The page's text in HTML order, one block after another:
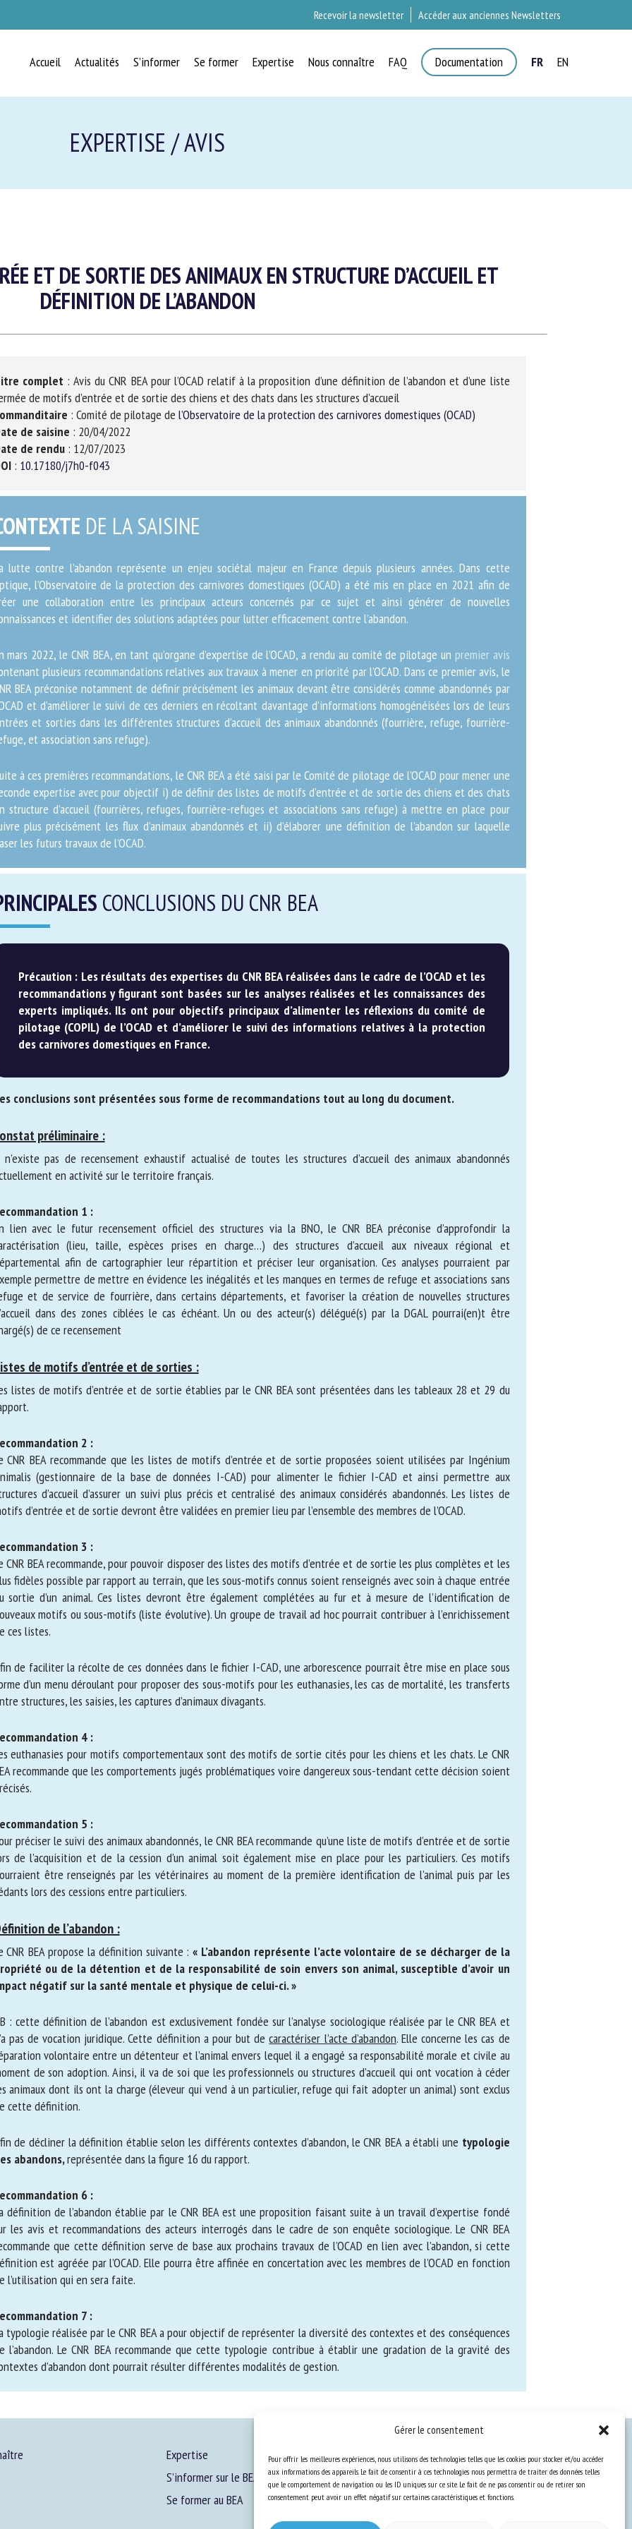
Gérer le consentement
Pour offrir les meilleures expériences, nous utilisons des technologies telles que les cookies pour stocker et/ou accéder
aux informations des appareils. Le fait de consentir à ces technologies nous permettra de traiter des données telles
que le comportement de navigation ou les ID uniques sur ce site. Le fait de ne pas consentir ou de retirer son
consentement peut avoir un effet négatif sur certaines caractéristiques et fonctions.
Recevoir la newsletter Accéder aux anciennes Newsletters
Accueil Actualités S’informer Se former Expertise Nous connaître FAQ Documentation FR EN
EXPERTISE / AVIS
ET DE SORTIE DES ANIMAUX EN STRUCTURE D’ACCUEIL ET
DÉFINITION DE L’ABANDON
complet: Avis du CNR BEA pour l’OCAD relatif à la proposition d’une définition de l’abandon et d’une liste
de motifs d’entrée et de sortie des chiens et des chats dans les structures d’accueil
: Comité de pilotage de l’Observatoire de la protection des carnivores domestiques (OCAD)
de saisine: 20/04/2022
de rendu: 12/07/2023
: 10.17180/j7h0-f043
DE LA SAISINE
lutte contre l’abandon représente un enjeu sociétal majeur en France depuis plusieurs années. Dans cette
l’Observatoire de la protection des carnivores domestiques (OCAD) a été mis en place en 2021 afin de
une collaboration entre les principaux acteurs concernés par ce sujet et ainsi générer de nouvelles
et identifier des solutions adaptées pour lutter efficacement contre l’abandon.
mars 2022, le CNR BEA, en tant qu’organe d’expertise de l’OCAD, a rendu au comité de pilotage unpremier avis
plusieurs recommandations relatives aux travaux à mener en priorité par l’OCAD. Dans ce premier avis,
CNR BEA préconise notamment de définir précisément les animaux devant être considérés comme abandonnés
l’OCAD et d’améliorer le suivi de ces derniers en récoltant davantage d’informations homogénéisées lors de
entrées et sorties dans les différentes structures d’accueil des animaux abandonnés (fourrière, refuge,
refuge, et association sans refuge).
à ces premières recommandations, le CNR BEA a été saisi par le Comité de pilotage de l’OCAD pour mener
seconde expertise avec pour objectif i) de définir des listes de motifs d’entrée et de sortie des chiens et des
en structure d’accueil (fourrières, refuges, fourrière-refuges et associations sans refuge) à mettre en place
suivre plus précisément les flux d’animaux abandonnés et ii) d’élaborer une définition de l’abandon sur
baser les futurs travaux de l’OCAD.
CONCLUSIONS DU CNR BEA
Précaution : Les résultats des expertises du CNR BEA réalisées dans le cadre de l’OCAD et
les recommandations y figurant sont basées sur les analyses réalisées et les connaissances
des experts impliqués. Ils ont pour objectifs principaux d’alimenter les réflexions du comité
de pilotage (COPIL) de l’OCAD et d’améliorer le suivi des informations relatives à la
protection des carnivores domestiques en France.
conclusions sont présentées sous forme de recommandations tout au long du document.
préliminaire :
pas de recensement exhaustif actualisé de toutes les structures d’accueil des animaux abandonnés
en activité sur le territoire français.
1 :
lien avec le futur recensement officiel des structures via la BNO, le CNR BEA préconise d’approfondir la
(lieu, taille, espèces prises en charge…) des structures d’accueil aux niveaux régional et
afin de cartographier leur répartition et préciser leur organisation. Ces analyses pourraient par
permettre de mettre en évidence les inégalités et les manques en termes de refuge et associations
refuge et de service de fourrière, dans certains départements, et favoriser la création de nouvelles
d’accueil dans des zones ciblées le cas échéant. Un ou des acteur(s) délégué(s) par la DGAL pourrai(en)t
chargé(s) de ce recensement
de motifs d’entrée et de sorties :
listes de motifs d’entrée et de sortie établies par le CNR BEA sont présentées dans les tableaux 28 et 29 du
2 :
CNR BEA recommande que les listes de motifs d’entrée et de sortie proposées soient utilisées par Ingénium
(gestionnaire de la base de données I-CAD) pour alimenter le fichier I-CAD et ainsi permettre aux
d’accueil d’assurer un suivi plus précis et centralisé des animaux considérés abandonnés. Les listes de
d’entrée et de sortie devront être validées en premier lieu par l’ensemble des membres de l’OCAD.
3 :
CNR BEA recommande, pour pouvoir disposer des listes des motifs d’entrée et de sortie les plus complètes et
plus fidèles possible par rapport au terrain, que les sous-motifs connus soient renseignés avec soin à chaque
ou sortie d’un animal. Ces listes devront être également complétées au fur et à mesure de l’identification
nouveaux motifs ou sous-motifs (liste évolutive). Un groupe de travail ad hoc pourrait contribuer à
de ces listes.
de faciliter la récolte de ces données dans le fichier I-CAD, une arborescence pourrait être mise en place sous
d’un menu déroulant pour proposer des sous-motifs pour les euthanasies, les cas de mortalité, les
entre structures, les saisies, les captures d’animaux divagants.
4 :
euthanasies pour motifs comportementaux sont des motifs de sortie cités pour les chiens et les chats. Le CNR
recommande que les comportements jugés problématiques voire dangereux sous-tendant cette décision
précisés.
5 :
préciser le suivi des animaux abandonnés, le CNR BEA recommande qu’une liste de motifs d’entrée et de
lors de l’acquisition et de la cession d’un animal soit également mise en place pour les particuliers. Ces
pourraient être renseignés par les vétérinaires au moment de la première identification de l’animal puis
les cédants lors des cessions entre particuliers.
de l’abandon :
CNR BEA propose la définition suivante : « L’abandon représente l’acte volontaire de se décharger de la
ou de la détention et de la responsabilité de soin envers son animal, susceptible d’avoir un
négatif sur la santé mentale et physique de celui-ci. »
: cette définition de l’abandon est exclusivement fondée sur l’analyse sociologique réalisée par le CNR BEA et
pas de vocation juridique. Cette définition a pour but decaractériser l’acte d’abandon. Elle concerne les cas de
volontaire entre un détenteur et l’animal envers lequel il a engagé sa responsabilité morale et civile
moment de son adoption. Ainsi, il va de soi que les professionnels ou structures d’accueil qui ont vocation à
les animaux dont ils ont la charge (éleveur qui vend à un particulier, refuge qui fait adopter un animal) sont
de cette définition.
de décliner la définition établie selon les différents contextes d’abandon, le CNR BEA a établi unetypologie
abandons,représentée dans la figure 16 du rapport.
6 :
définition de l’abandon établie par le CNR BEA est une proposition faisant suite à un travail d’expertise fondé
les avis et recommandations des acteurs interrogés dans le cadre de son enquête sociologique. Le CNR BEA
que cette définition serve de base aux prochains travaux de l’OCAD en lien avec l’abandon, si cette
est agréée par l’OCAD. Elle pourra être affinée en concertation avec les membres de l’OCAD en fonction
l’utilisation qui en sera faite.
7 :
typologie réalisée par le CNR BEA a pour objectif de représenter la diversité des contextes et des
de l’abandon. Le CNR BEA recommande que cette typologie contribue à établir une gradation de la
des contextes d’abandon dont pourrait résulter différentes modalités de gestion.
Expertise
S’informer sur le BEA
Se former au BEA
Ressources
S’abonner aux actualités
RECEVEZ CHAQUE MOIS
GRATUITEMENT
Select language
Veuillez remplir le formulaire ci-dessous pour vous inscrire à notre
Nom *
Prénom
*
Organisme
*
saisies soient utilisées dans le cadre de la relation avec le CNR BEA. *
Les champs suivis de * sont obligatoires